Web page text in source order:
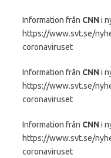
Information från CNNi
https://www.svt.se/
coronaviruset
Information från CNNi
https://www.svt.se/
coronaviruset
Information från CNNi
https://www.svt.se/
coronaviruset